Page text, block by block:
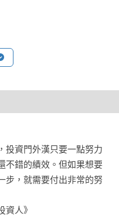
斯的投資備忘錄，我會馬
些事情，他的書我讀了兩
行長
最重要的事》一樣樹立
。」
鋒集團（The Vanguard
給股東的信，某些華爾
投資門外漢只要一點努力
不錯的績效。但如果想要
步，就需要付出非常的努
人》